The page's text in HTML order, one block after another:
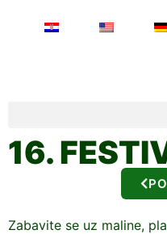
16.
Zabavite se uz maline,